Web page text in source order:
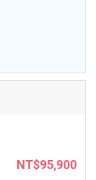
NT$95,900